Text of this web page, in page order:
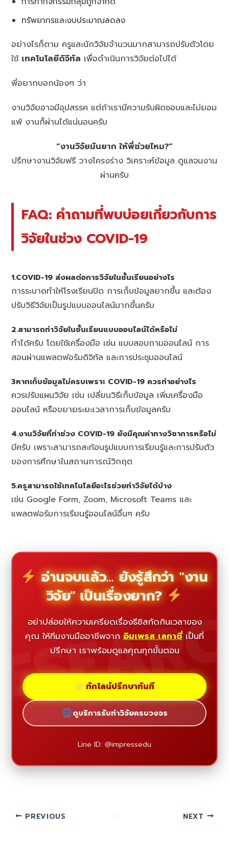
ทรัพยากรและงบประมาณลดลง
อย่างไรก็ตาม ครูและนักวิจัยจำนวนมากสามารถปรับตัวโดย
ใช้ เทคโนโลยีดิจิทัล เพื่อดำเนินการวิจัยต่อไปได้
พี่อยากบอกน้องๆ ว่า
งานวิจัยอาจมีอุปสรรค แต่ถ้าเรามีความรับผิดชอบและไม่ยอม
แพ้ งานก็ผ่านได้แน่นอนครับ
“งานวิจัยมันยาก ให้พี่ช่วยไหม?”
ปรึกษางานวิจัยฟรี วางโครงร่าง วิเคราะห์ข้อมูล ดูแลจนงาน
ผ่านครับ
FAQ: คำถามที่พบบ่อยเกี่ยวกับการ
วิจัยในช่วง COVID-19
1.COVID-19 ส่งผลต่อการวิจัยในชั้นเรียนอย่างไร
การระบาดทำให้โรงเรียนปิด การเก็บข้อมูลยากขึ้น และต้อง
ปรับวิธีวิจัยเป็นรูปแบบออนไลน์มากขึ้นครับ
2.สามารถทำวิจัยในชั้นเรียนแบบออนไลน์ได้หรือไม่
ทำได้ครับ โดยใช้เครื่องมือ เช่น แบบสอบถามออนไลน์ การ
สอนผ่านแพลตฟอร์มดิจิทัล และการประชุมออนไลน์
3หากเก็บข้อมูลไม่ครบเพราะ COVID-19 ควรทำอย่างไร
ควรปรับแผนวิจัย เช่น เปลี่ยนวิธีเก็บข้อมูล เพิ่มเครื่องมือ
ออนไลน์ หรือขยายระยะเวลาการเก็บข้อมูลครับ
4.งานวิจัยที่ทำช่วง COVID-19 ยังมีคุณค่าทางวิชาการหรือไม่
มีครับ เพราะสามารถสะท้อนรูปแบบการเรียนรู้และการปรับตัว
ของการศึกษาในสถานการณ์วิกฤต
5.ครูสามารถใช้เทคโนโลยีอะไรช่วยทำวิจัยได้บ้าง
เช่น Google Form, Zoom, Microsoft Teams และ
แพลตฟอร์มการเรียนรู้ออนไลน์อื่นๆ ครับ
อ่านจบแล้ว... ยังรู้สึกว่า "งาน
วิจัย" เป็นเรื่องยาก?
อย่าปล่อยให้ความเครียดเรื่องธีซิสกัดกินเวลาของ
คุณ ให้ทีมงานมืออาชีพจาก อิมเพรส เลกาซี่ เป็นที่
ปรึกษา เราพร้อมดูแลคุณทุกขั้นตอน
ทักไลน์ปรึกษาทันที
ดูบริการรับทำวิจัยครบวงจร
Line ID: @impressedu
PREVIOUS NEXT